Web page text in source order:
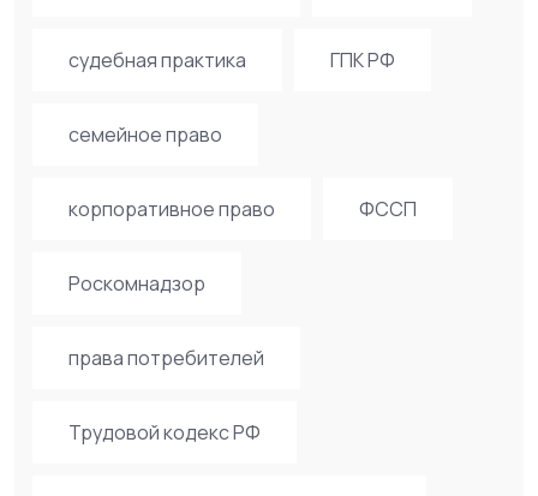
судебная практика ГПК РФ
семейное право
корпоративное право ФССП
Роскомнадзор
права потребителей
Трудовой кодекс РФ